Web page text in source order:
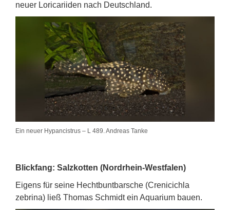
neuer Loricariiden nach Deutschland.
Ein neuer Hypancistrus – L 489. Andreas Tanke
Blickfang: Salzkotten (Nordrhein-Westfalen)
Eigens für seine Hechtbuntbarsche (Crenicichla
zebrina) ließ Thomas Schmidt ein Aquarium bauen.